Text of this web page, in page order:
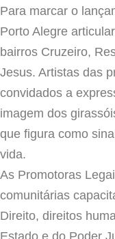
Para marcar o
Porto Alegre
bairros Cruzeiro,
Jesus. Artistas das
convidados a
imagem dos
que figura como
vida.
As Promotoras
comunitárias
Direito, direitos
Estado e do Poder